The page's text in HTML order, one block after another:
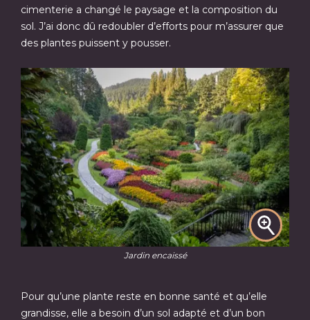
cimenterie a changé le paysage et la composition du
sol. J’ai donc dû redoubler d’efforts pour m’assurer que
des plantes puissent y pousser.
Jardin encaissé
Pour qu’une plante reste en bonne santé et qu’elle
grandisse, elle a besoin d’un sol adapté et d’un bon